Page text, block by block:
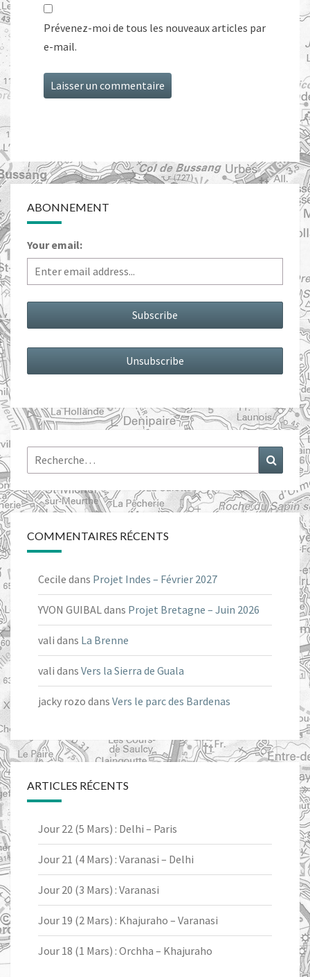
Prévenez-moi de tous les nouveaux articles par
e-mail.
ABONNEMENT
Your email:
Rechercher :
COMMENTAIRES RÉCENTS
Cecile dans Projet Indes – Février 2027
YVON GUIBALdans Projet Bretagne – Juin 2026
vali dans La Brenne
vali dans Vers la Sierra de Guala
jacky rozo dans Vers le parc des Bardenas
ARTICLES RÉCENTS
Jour 22 (5 Mars) : Delhi – Paris
Jour 21 (4 Mars) : Varanasi – Delhi
Jour 20 (3 Mars) : Varanasi
Jour 19 (2 Mars) : Khajuraho – Varanasi
Jour 18 (1 Mars) : Orchha – Khajuraho